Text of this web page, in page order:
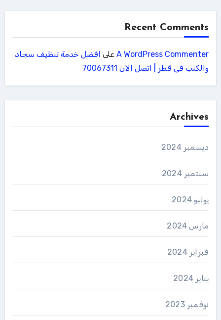
Recent Comments
A WordPress Commenterعلى افضل خدمة تنظيف سجاد
والكنب فى قطر | اتصل الان 70067311
Archives
ديسمبر 2024
سبتمبر 2024
يوليو 2024
مارس 2024
فبراير 2024
يناير 2024
نوفمبر 2023